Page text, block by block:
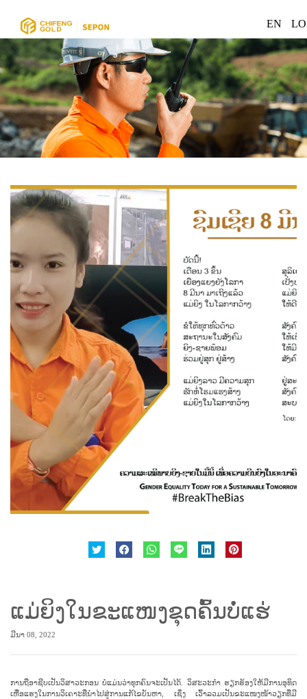
EN LO
ແມ່​ຍິງ​ໃນ​ຂະ​ແໜງ​ຂຸດ​ຄົ້ນ​ບໍ່​ແຮ່
ມີນາ 08, 2022
ການ​ຖື​ອາ​ຊີບ​ເປັນ​ວິ​ສາ​ວະ​ກອນ ບໍ່​ແມ່ນ​ວ່າ​ທຸກ​ຄົນ​ຈະ​ເປັນ​ໄດ້. ວິ​ສະ​ວະ​ກຳ​ ຮຽກ​ຮ້ອງ​ໃຫ້​ມີ​ການ​ອຸ​ທິດ​
ເຫື່ອ​ແຮງ​ໃນ​ການ​ວິ​ເຄາະ​ທີ່​ນຳ​ໄປ​ສູ່​ການ​ແກ້​ໄຂ​ບັນ​ຫາ, ເຊິ່ງ ເວົ້າ​ລວມ​ເປັນ​ຂະ​ແໜງ​ໜ້າ​ວຽກ​ທີ່​ມີ​